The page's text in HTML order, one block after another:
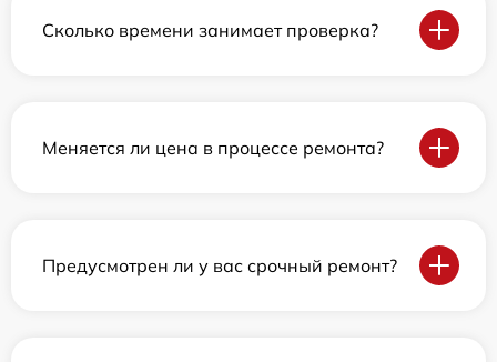
Сколько времени занимает проверка?
Меняется ли цена в процессе ремонта?
Предусмотрен ли у вас срочный ремонт?